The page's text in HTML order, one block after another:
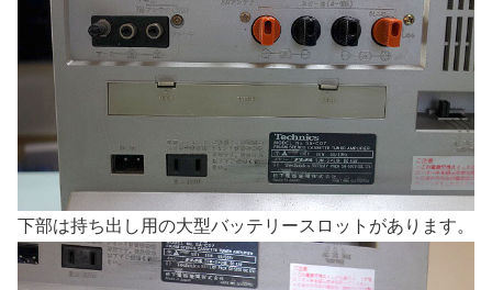
下部は持ち出し用の大型バッテリースロットがあります。